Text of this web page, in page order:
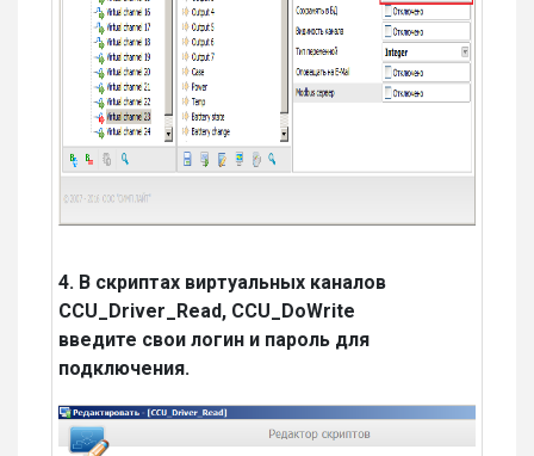
4. В скриптах виртуальных каналов
CCU_Driver_Read, CCU_DoWrite
введите свои логин и пароль для
подключения.